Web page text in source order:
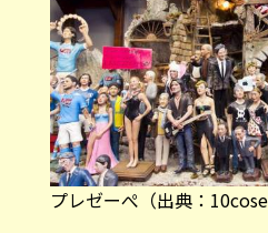
プレゼーぺ（出典：